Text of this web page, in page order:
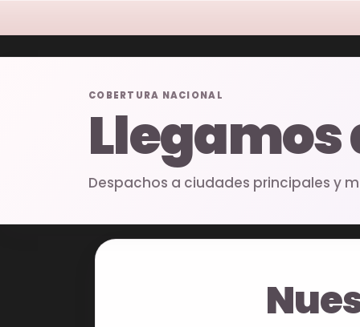
COBERTURA NACIONAL
Llegamos
Despachos a ciudades principales y